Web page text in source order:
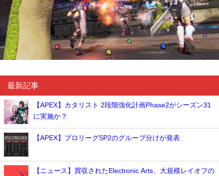
最新記事
【APEX】カタリスト 2段階強化計画Phase2がシーズン31
に実施か？
【APEX】プロリーグSP2のグループ分けが発表
【ニュース】買収されたElectronic Arts、大規模レイオフの